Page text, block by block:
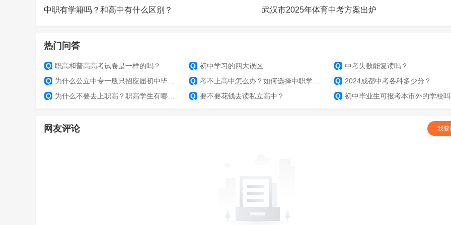
中职有学籍吗？和高中有什么区别？ 武汉市2025年体育中考方案出炉
热门问答
Q 职高和普高高考试卷是一样的吗？ Q 初中学习的四大误区 Q 中考失败能复读吗？
Q 为什么公立中专一般只招应届初中毕业生？ Q 考不上高中怎么办？如何选择中职学校？ Q 2024成都中考各科多少分？
Q 为什么不要去上职高？职高学生有哪些出路？ Q 要不要花钱去读私立高中？ Q 初中毕业生可报考本市外的学校
网友评论 我要